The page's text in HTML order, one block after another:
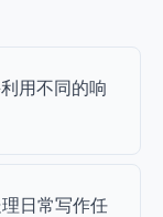
用不同的响
日常写作任